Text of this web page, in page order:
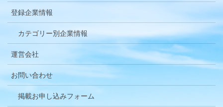
登録企業情報
カテゴリー別企業情報
運営会社
お問い合わせ
掲載お申し込みフォーム